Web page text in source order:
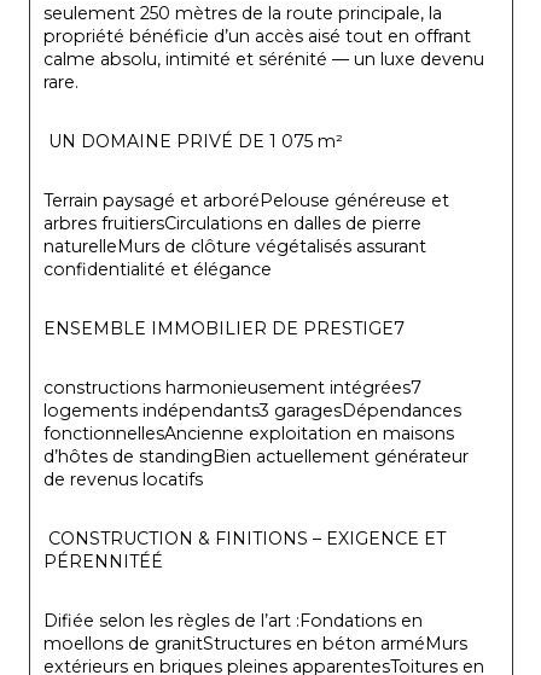
seulement 250 mètres de la route principale, la
propriété bénéficie d’un accès aisé tout en offrant
calme absolu, intimité et sérénité — un luxe devenu
rare.
UN DOMAINE PRIVÉ DE 1 075 m²
Terrain paysagé et arboréPelouse généreuse et
arbres fruitiersCirculations en dalles de pierre
naturelleMurs de clôture végétalisés assurant
confidentialité et élégance
ENSEMBLE IMMOBILIER DE PRESTIGE7
constructions harmonieusement intégrées7
logements indépendants3 garagesDépendances
fonctionnellesAncienne exploitation en maisons
d’hôtes de standingBien actuellement générateur
de revenus locatifs
CONSTRUCTION & FINITIONS – EXIGENCE ET
PÉRENNITÉÉ
Difiée selon les règles de l’art :Fondations en
moellons de granitStructures en béton arméMurs
extérieurs en briques pleines apparentesToitures en